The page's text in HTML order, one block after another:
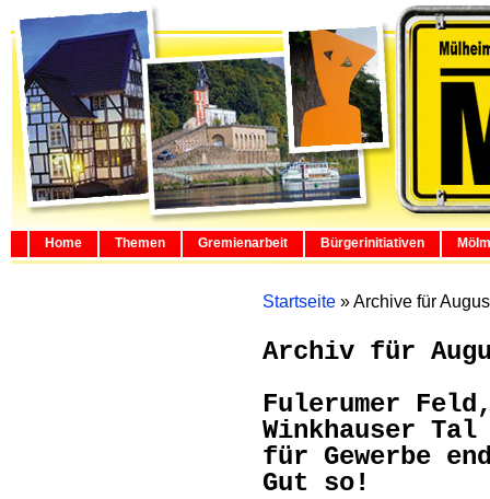
Home Themen Gremienarbeit Bürgerinitiativen
Startseite »Archive für
Archiv für
Fulerumer
Winkhauser
für Gewerbe
Gut so!